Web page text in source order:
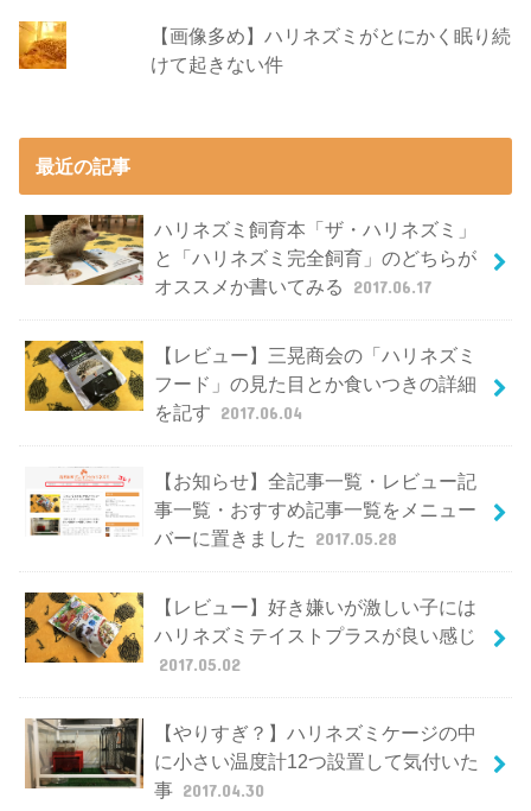
【画像多め】ハリネズミがとにかく眠り続
けて起きない件
最近の記事
ハリネズミ飼育本「ザ・ハリネズミ」
と「ハリネズミ完全飼育」のどちらが
オススメか書いてみる
2017.06.17
【レビュー】三晃商会の「ハリネズミ
フード」の見た目とか食いつきの詳細
を記す 2017.06.04
【お知らせ】全記事一覧・レビュー記
事一覧・おすすめ記事一覧をメニュー
バーに置きました
2017.05.28
【レビュー】好き嫌いが激しい子には
ハリネズミテイストプラスが良い感じ
2017.05.02
【やりすぎ？】ハリネズミケージの中
に小さい温度計12つ設置して気付いた
事 2017.04.30